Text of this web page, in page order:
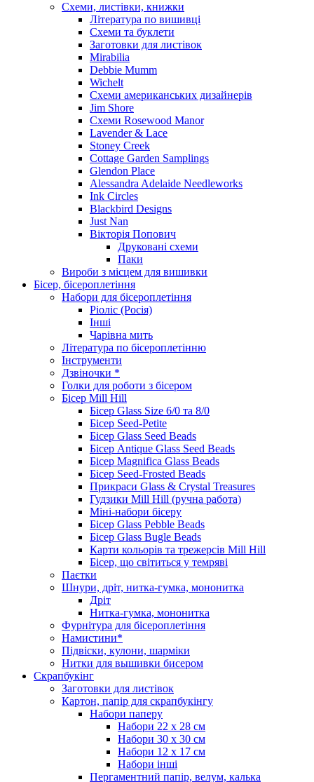
Схеми, листівки, книжки
Література по вишивці
Схеми та буклети
Заготовки для листівок
Mirabilia
Debbie Mumm
Wichelt
Схеми американських дизайнерів
Jim Shore
Cхеми Rosewood Manor
Lavender & Lace
Stoney Creek
Cottage Garden Samplings
Glendon Place
Alessandra Adelaide Needleworks
Ink Circles
Blackbird Designs
Just Nan
Вікторія Попович
Друковані схеми
Паки
Вироби з місцем для вишивки
Бісер, бісероплетіння
Набори для бісероплетіння
Ріоліс (Росія)
Інші
Чарівна мить
Література по бісероплетінню
Інструменти
Дзвіночки *
Голки для роботи з бісером
Бісер Mill Hill
Бісер Glass Size 6/0 та 8/0
Бісер Seed-Petite
Бісер Glass Seed Beads
Бісер Antique Glass Seed Beads
Бісер Magnifica Glass Beads
Бісер Seed-Frosted Beads
Прикраси Glass & Crystal Treasures
Гудзики Mill Hill (ручна работа)
Міні-набори бісеру
Бісер Glass Pebble Beads
Бісер Glass Bugle Beads
Карти кольорів та трежерсів Mill Hill
Бісер, що світиться у темряві
Паєтки
Шнури, дріт, нитка-гумка, мононитка
Дріт
Нитка-гумка, мононитка
Фурнітура для бісероплетіння
Намистини*
Підвіски, кулони, шарміки
Нитки для вышивки бисером
Скрапбукінг
Заготовки для листівок
Картон, папір для скрапбукінгу
Набори паперу
Набори 22 х 28 см
Набори 30 х 30 см
Набори 12 х 17 см
Набори інші
Пергаментний папір, велум, калька